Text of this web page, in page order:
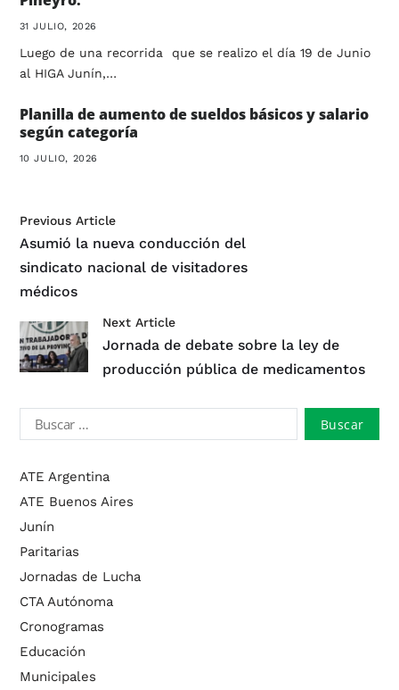
31 JULIO, 2026
Luego de una recorrida que se realizo el día 19 de Junio
al HIGA Junín,…
Planilla de aumento de sueldos básicos y salario
según categoría
10 JULIO, 2026
Previous Article
Asumió la nueva conducción del
sindicato nacional de visitadores
médicos
Next Article
Jornada de debate sobre la ley de
producción pública de medicamentos
ATE Argentina
ATE Buenos Aires
Junín
Paritarias
Jornadas de Lucha
CTA Autónoma
Cronogramas
Educación
Municipales